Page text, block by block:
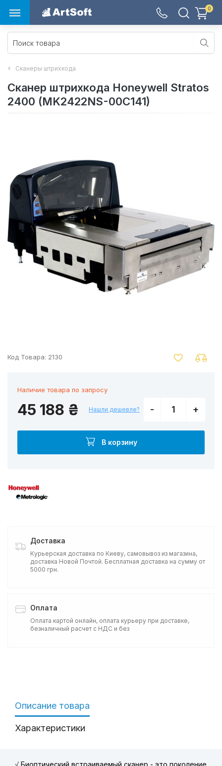
0
Сканеры штрихкода
Сканер штрихкода Honeywell Stratos
2400 (MK2422NS-00C141)
Код Товара: 2130
Наличие товара по запросу
45 188 ₴ Нашли дешевле? - +
В корзину
Доставка
Курьерская доставка по Киеву, самовывоз из магазина,
доставка Новой Почтой. Бесплатная доставка на сумму от
5000 грн.
Оплата
Оплата картой онлайн, оплата курьеру при доставке,
безналичный расчет с НДС и без
Описание товара
Характеристики
√ Биоптический встраиваемый сканер - это поколение